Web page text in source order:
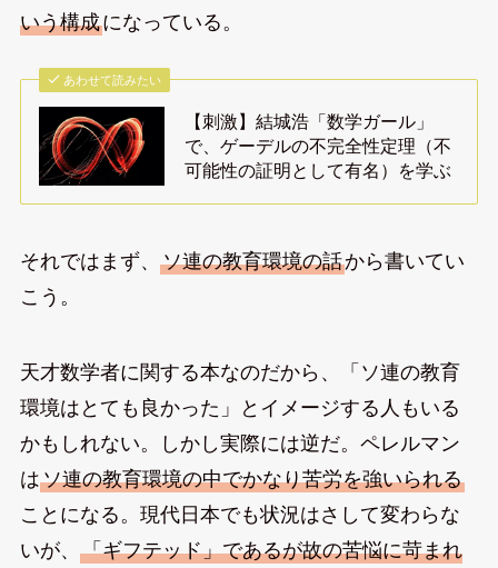
いう構成になっている。
あわせて読みたい
【刺激】結城浩「数学ガール」
で、ゲーデルの不完全性定理（不
可能性の証明として有名）を学ぶ
それではまず、 ソ連の教育環境の話から書いてい
こう。
天才数学者に関する本なのだから、「ソ連の教育
環境はとても良かった」とイメージする人もいる
かもしれない。しかし実際には逆だ。ペレルマン
はソ連の教育環境の中でかなり苦労を強いられる
ことになる。現代日本でも状況はさして変わらな
いが、 「ギフテッド」であるが故の苦悩に苛まれ